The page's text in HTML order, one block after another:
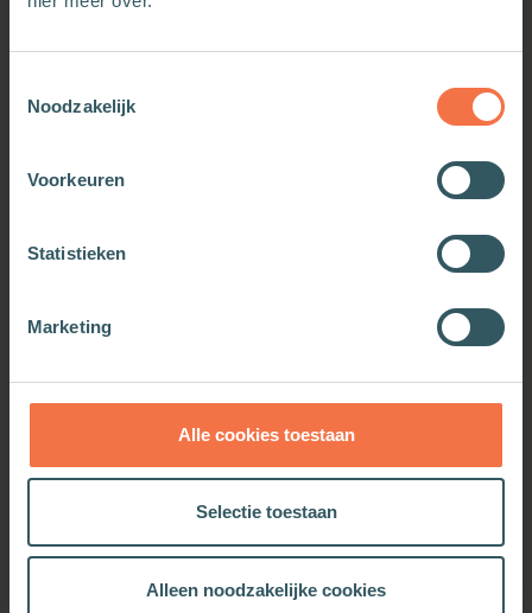
Noodzakelijk
Voorkeuren
Statistieken
Marketing
Alle cookies toestaan
Selectie toestaan
Alleen noodzakelijke cookies
Oefenen in leven
Meer informatie
OOK INTERESSANT